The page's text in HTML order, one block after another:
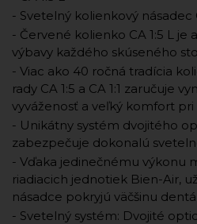
- Svetelný kolienkový násadec
- Červené kolienko CA 1:5 L
výbavy každého skúseného
- Viac ako 40 ročná tradícia
rady CA 1:5 a CA 1:1 zaručuje
vyváženosť a veľký komfort pri
- Unikátny systém dvojitého
zabezpečuje dokonalú
- Vďaka jedinečnému výkonu
riadiacich jednotiek Bien-Air,
násadce pokryjú väčšinu
- Svetelný systém: Dvojité